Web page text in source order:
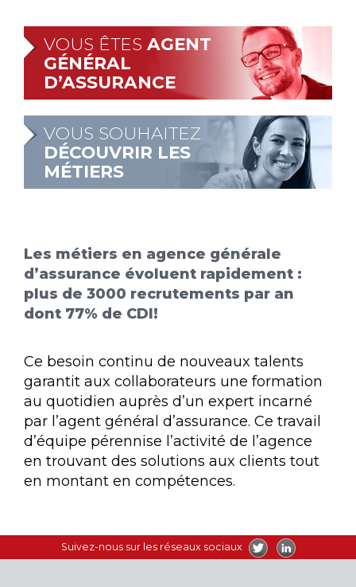
VOUS ÊTES AGENT
GÉNÉRAL
D’ASSURANCE
VOUS SOUHAITEZ
DÉCOUVRIR LES
MÉTIERS
Les métiers en agence générale
d’assurance évoluent rapidement :
plus de 3000 recrutements par an
dont 77% de CDI!
Ce besoin continu de nouveaux talents
garantit aux collaborateurs une formation
au quotidien auprès d’un expert incarné
par l’agent général d’assurance. Ce travail
d’équipe pérennise l’activité de l’agence
en trouvant des solutions aux clients tout
en montant en compétences.
Suivez-nous sur les réseaux sociaux